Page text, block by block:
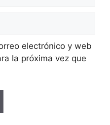
electrónico y web
la próxima vez que